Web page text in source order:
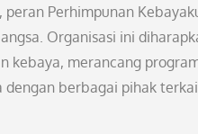
Perhimpunan
Organisasi ini
kebaya, merancang
berbagai pihak